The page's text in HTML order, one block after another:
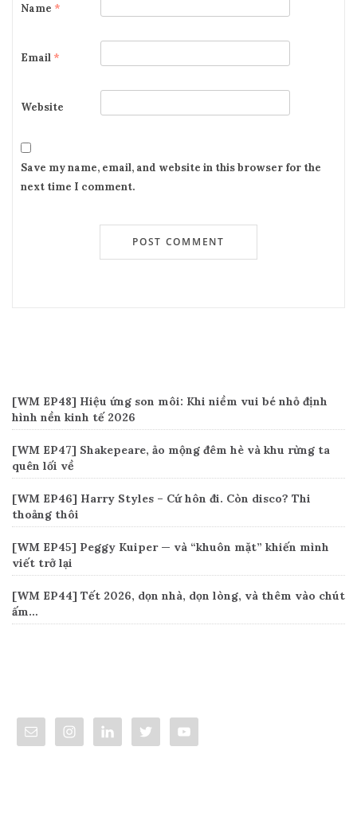
Name *
Email *
Website
Save my name, email, and website in this browser for the
next time I comment.
[WM EP48] Hiệu ứng son môi: Khi niềm vui bé nhỏ định
hình nền kinh tế 2026
[WM EP47] Shakepeare, ảo mộng đêm hè và khu rừng ta
quên lối về
[WM EP46] Harry Styles – Cứ hôn đi. Còn disco? Thi
thoảng thôi
[WM EP45] Peggy Kuiper — và “khuôn mặt” khiến mình
viết trở lại
[WM EP44] Tết 2026, dọn nhà, dọn lòng, và thêm vào chút
ấm…